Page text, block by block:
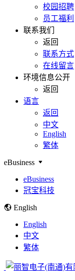
校园招聘
员工福利
联系我们
返回
联系方式
在线留言
环境信息公开
返回
语言
返回
中文
English
繁体
eBusiness
eBusiness
冠宝科技
English
English
中文
繁体